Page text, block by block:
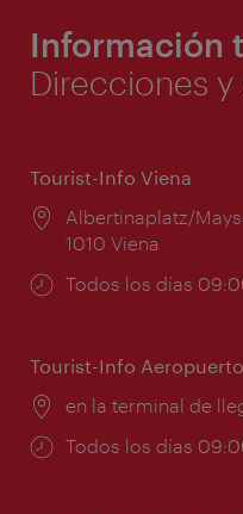
Información
Direcciones
Tourist-Info Viena
Lugar:
Albertinaplatz/
1010 Viena
Horarios
Todos los días
Tourist-Info
Lugar:
en la terminal de
Horarios
Todos los días